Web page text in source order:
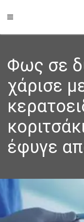
Φως σε
χάρισε
έφυγε